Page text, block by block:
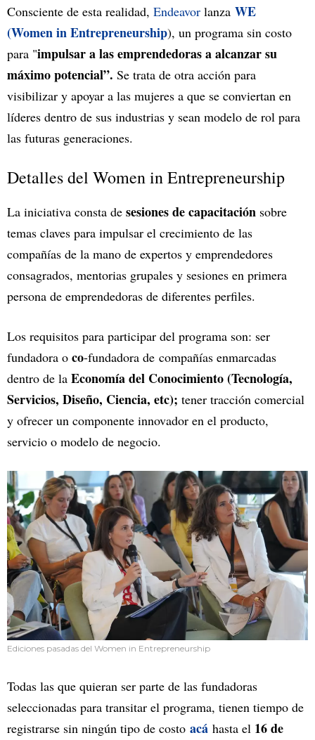
Consciente de esta realidad, Endeavor lanza WE
(Women in Entrepreneurship), un programa sin costo
para "impulsar a las emprendedoras a alcanzar su
máximo potencial”. Se trata de otra acción para
visibilizar y apoyar a las mujeres a que se conviertan en
líderes dentro de sus industrias y sean modelo de rol para
las futuras generaciones.
Detalles del Women in Entrepreneurship
La iniciativa consta de sesiones de capacitación sobre
temas claves para impulsar el crecimiento de las
compañías de la mano de expertos y emprendedores
consagrados, mentorias grupales y sesiones en primera
persona de emprendedoras de diferentes perfiles.
Los requisitos para participar del programa son: ser
fundadora o co-fundadora de compañías enmarcadas
dentro de la Economía del Conocimiento (Tecnología,
Servicios, Diseño, Ciencia, etc); tener tracción comercial
y ofrecer un componente innovador en el producto,
servicio o modelo de negocio.
Ediciones pasadas del Women in Entrepreneurship
Todas las que quieran ser parte de las fundadoras
seleccionadas para transitar el programa, tienen tiempo de
registrarse sin ningún tipo de costo acá hasta el 16 de